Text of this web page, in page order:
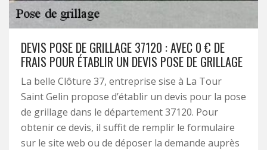
DEVIS POSE DE GRILLAGE 37120 : AVEC 0 € DE
FRAIS POUR ÉTABLIR UN DEVIS POSE DE GRILLAGE
La belle Clôture 37, entreprise sise à La Tour
Saint Gelin propose d’établir un devis pour la pose
de grillage dans le département 37120. Pour
obtenir ce devis, il suffit de remplir le formulaire
sur le site web ou de déposer la demande auprès